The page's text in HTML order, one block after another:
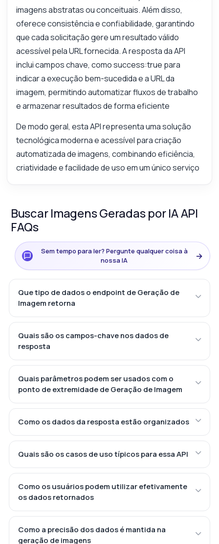
imagens abstratas ou conceituais. Além disso,
oferece consistência e confiabilidade, garantindo
que cada solicitação gere um resultado válido
acessível pela URL fornecida. A resposta da API
inclui campos chave, como success:true para
indicar a execução bem-sucedida e a URL da
imagem, permitindo automatizar fluxos de trabalho
e armazenar resultados de forma eficiente
De modo geral, esta API representa uma solução
tecnológica moderna e acessível para criação
automatizada de imagens, combinando eficiência,
criatividade e facilidade de uso em um único serviço
Buscar Imagens Geradas por IA API
FAQs
Sem tempo para ler? Pergunte qualquer coisa à
nossa IA
→
Que tipo de dados o endpoint de Geração de
Imagem retorna
Quais são os campos-chave nos dados de
resposta
Quais parâmetros podem ser usados com o
ponto de extremidade de Geração de Imagem
Como os dados da resposta estão organizados
Quais são os casos de uso típicos para essa API
Como os usuários podem utilizar efetivamente
os dados retornados
Como a precisão dos dados é mantida na
geração de imagens